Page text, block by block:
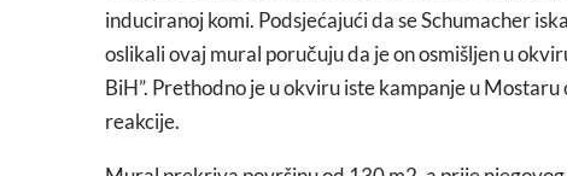
induciranoj komi. Podsjećajući da se Schumacher
oslikali ovaj mural poručuju da je on osmišljen u
BiH”. Prethodno je u okviru iste kampanje u
reakcije.